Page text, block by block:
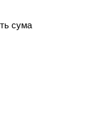
сума